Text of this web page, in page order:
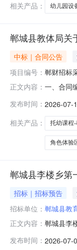
相关产品：
幼儿园设
郸城县教体局关
中标｜合同公告
项目编号： 郸财招标
正文内容： 一、合同
盛建材有
发布时间： 2026-07-
相关产品：
托幼课程
角色体验
郸城县李楼乡第
招标｜招标预告
招标单位： 郸城县教
正文内容： 郸城县李
处整改提
发布时间： 2026-07-